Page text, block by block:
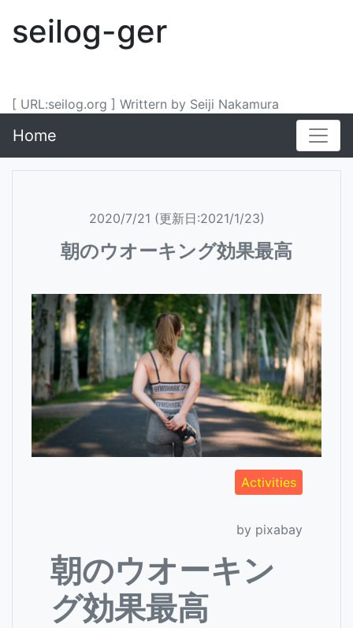
seilog-ger
[ URL:seilog.org ] Writtern by Seiji Nakamura
Home
2020/7/21 (更新日:2021/1/23)
朝のウオーキング効果最高
Activities
by pixabay
朝のウオーキン
グ効果最高